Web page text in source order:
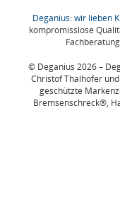
Deganius: wir lieben
kompromisslose
© Deganius 2026 –
Christof Thalhofer und
geschützte
Bremsenschreck®,